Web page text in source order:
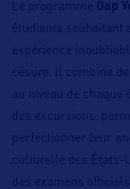
Le programme Gap
étudiants souhaitant
expérience
césure. Il combine
au niveau de chaque
des excursions,
perfectionner leur
culturelle des États-
des examens